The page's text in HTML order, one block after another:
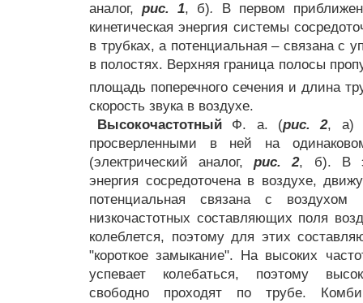
аналог, рис. 1, б).
В первом
кинетическая энергия системы
в трубках, а потенциальная – связана с
в полостях. Верхняя граница полосы
площадь поперечного сечения и длина
скорость звука в воздухе.
Высокочастотный Ф. а. (рис. 2, а)
просверленными в ней на
(электрический аналог,рис. 2, б). В
энергия сосредоточена в воздухе,
потенциальная связана с
низкочастотных составляющих поля
колеблется, поэтому для этих
"короткое замыкание". На высоких
успевает колебаться, поэтому
свободно проходят по трубе.